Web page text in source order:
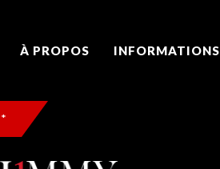
À PROPOS INFORMATIONS